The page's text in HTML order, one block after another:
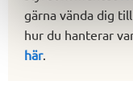
gärna vända dig
hur du hanterar
här.